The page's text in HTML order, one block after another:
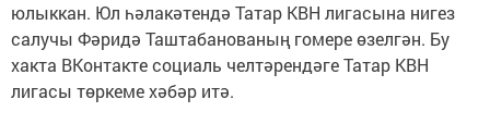
юлыккан. Юл һәлакәтендә Татар КВН лигасына нигез
салучы Фәридә Таштабанованың гомере өзелгән. Бу
хакта ВКонтакте социаль челтәрендәге Татар КВН
лигасы төркеме хәбәр итә.